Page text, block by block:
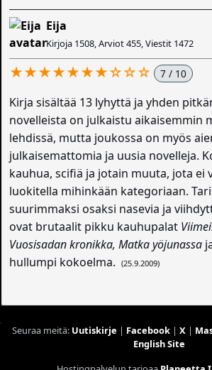
Eija
Kirjoja 1508, Arviot 455, Viestit 1472
★★★★★★★☆☆☆ 7 / 10
Kirja sisältää 13 lyhyttä ja yhden
novelleista on julkaistu aikaisemmin
lehdissä, mutta joukossa on myös
julkaisemattomia ja uusia novelleja.
kauhua, scifiä ja jotain muuta, jota ei
luokitella mihinkään kategoriaan.
suurimmaksi osaksi nasevia ja
ovat brutaalit pikku kauhupalat
Vuosisadan kronikka, Matka yöjunassa
hullumpi kokoelma.(25.9.2009)
Seuraa meitä: Uutiskirje | Facebook| X|
English Site